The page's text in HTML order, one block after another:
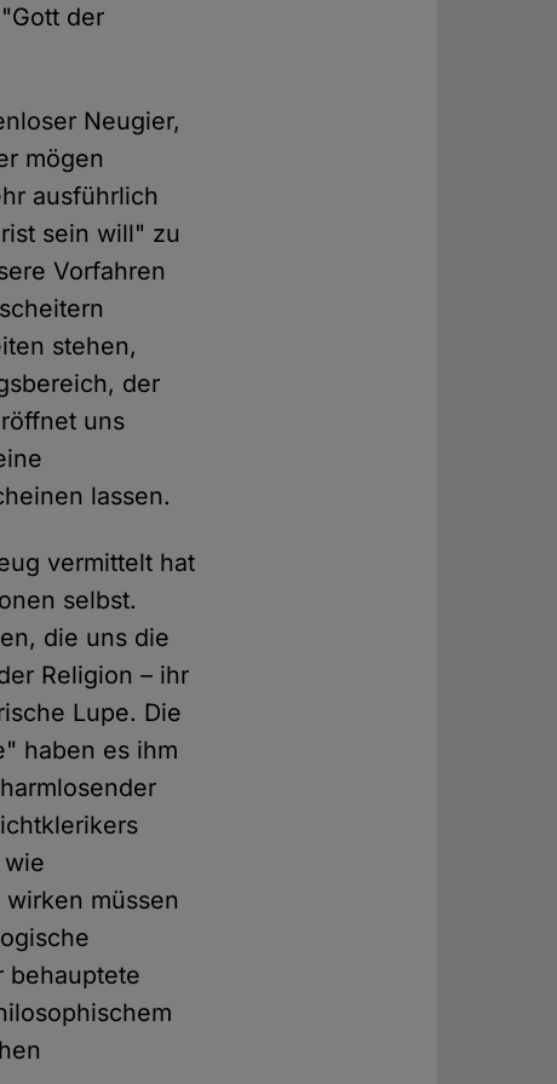
der
Neugier,
mögen
ausführlich
sein will" zu
Vorfahren
stehen,
der
uns
lassen.
vermittelt hat
selbst.
die uns die
Religion – ihr
Lupe. Die
haben es ihm
müssen
behauptete